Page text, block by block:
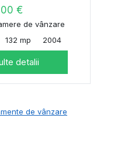
€
de vânzare
132 mp 2004
detalii
de vânzare